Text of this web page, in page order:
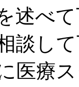
述べ
談し
医療